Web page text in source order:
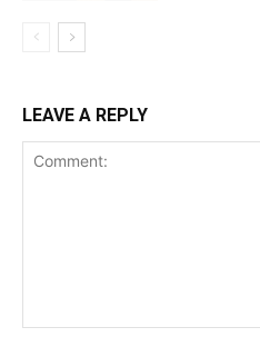
LEAVE A REPLY